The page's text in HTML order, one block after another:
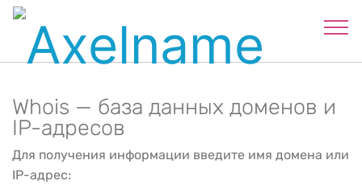
Whois — база данных доменов и
IP-адресов
Для получения информации введите имя домена или
IP-адрес: